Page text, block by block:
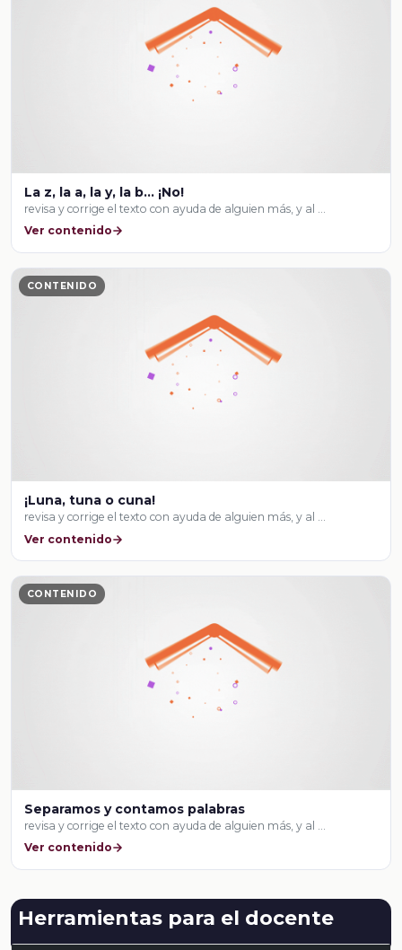
La z, la a, la y, la b... ¡No!
revisa y corrige el texto con ayuda de alguien más, y al …
Ver contenido
CONTENIDO
¡Luna, tuna o cuna!
revisa y corrige el texto con ayuda de alguien más, y al …
Ver contenido
CONTENIDO
Separamos y contamos palabras
revisa y corrige el texto con ayuda de alguien más, y al …
Ver contenido
Herramientas para el docente